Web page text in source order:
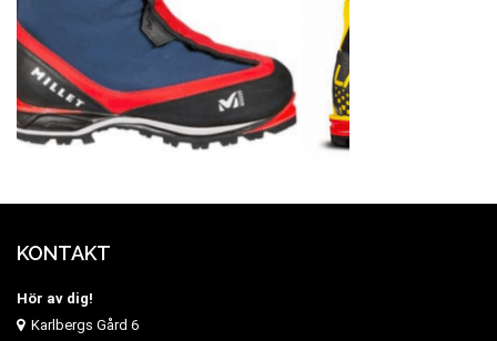
KONTAKT
Hör av dig!
Karlbergs Gård 6